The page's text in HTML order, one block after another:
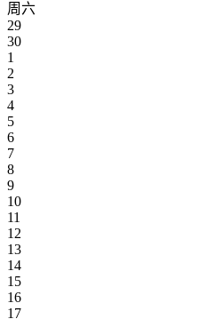
周六
29
30
1
2
3
4
5
6
7
8
9
10
11
12
13
14
15
16
17